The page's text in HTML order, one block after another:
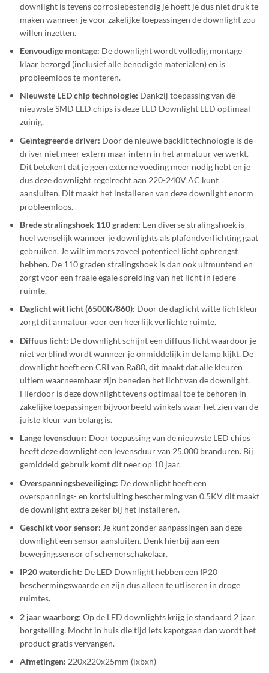
downlight is tevens corrosiebestendig je hoeft je dus niet druk te
maken wanneer je voor zakelijke toepassingen de downlight zou
willen inzetten.
Eenvoudige montage: De downlight wordt volledig montage
klaar bezorgd (inclusief alle benodigde materialen) en is
probleemloos te monteren.
Nieuwste LED chip technologie: Dankzij toepassing van de
nieuwste SMD LED chips is deze LED Downlight LED optimaal
zuinig.
Geïntegreerde driver: Door de nieuwe backlit technologie is de
driver niet meer extern maar intern in het armatuur verwerkt.
Dit betekent dat je geen externe voeding meer nodig hebt en je
dus deze downlight regelrecht aan 220-240V AC kunt
aansluiten. Dit maakt het installeren van deze downlight enorm
probleemloos.
Brede stralingshoek 110 graden: Een diverse stralingshoek is
heel wenselijk wanneer je downlights als plafondverlichting gaat
gebruiken. Je wilt immers zoveel potentieel licht opbrengst
hebben. De 110 graden stralingshoek is dan ook uitmuntend en
zorgt voor een fraaie egale spreiding van het licht in iedere
ruimte.
Daglicht wit licht (6500K/860): Door de daglicht witte lichtkleur
zorgt dit armatuur voor een heerlijk verlichte ruimte.
Diffuus licht: De downlight schijnt een diffuus licht waardoor je
niet verblind wordt wanneer je onmiddelijk in de lamp kijkt. De
downlight heeft een CRI van Ra80, dit maakt dat alle kleuren
ultiem waarneembaar zijn beneden het licht van de downlight.
Hierdoor is deze downlight tevens optimaal toe te behoren in
zakelijke toepassingen bijvoorbeeld winkels waar het zien van de
juiste kleur van belang is.
Lange levensduur: Door toepassing van de nieuwste LED chips
heeft deze downlight een levensduur van 25.000 branduren. Bij
gemiddeld gebruik komt dit neer op 10 jaar.
Overspanningsbeveiliging: De downlight heeft een
overspannings- en kortsluiting bescherming van 0.5KV dit maakt
de downlight extra zeker bij het installeren.
Geschikt voor sensor: Je kunt zonder aanpassingen aan deze
downlight een sensor aansluiten. Denk hierbij aan een
bewegingssensor of schemerschakelaar.
IP20 waterdicht: De LED Downlight hebben een IP20
beschermingswaarde en zijn dus alleen te utliseren in droge
ruimtes.
2 jaar waarborg: Op de LED downlights krijg je standaard 2 jaar
borgstelling. Mocht in huis die tijd iets kapotgaan dan wordt het
product gratis vervangen.
Afmetingen: 220x220x25mm (lxbxh)